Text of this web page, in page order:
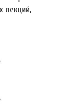
лекций,